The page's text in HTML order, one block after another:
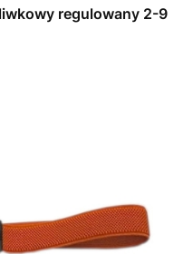
regulowany 2-9